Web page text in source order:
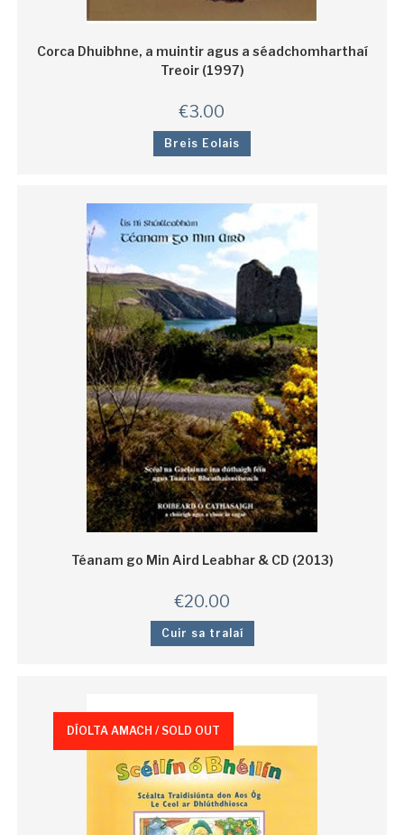
Corca Dhuibhne, a muintir agus a séadchomharthaí
Treoir (1997)
€3.00
Breis Eolais
Téanam go Min Aird Leabhar & CD (2013)
€20.00
Cuir sa tralaí
DÍOLTA AMACH / SOLD OUT